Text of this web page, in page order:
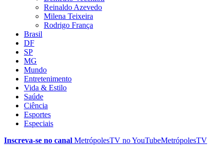
Reinaldo Azevedo
Milena Teixeira
Rodrigo França
Brasil
DF
SP
MG
Mundo
Entretenimento
Vida & Estilo
Saúde
Ciência
Esportes
Especiais
Inscreva-se no canal MetrópolesTV noYouTubeMetrópolesTV